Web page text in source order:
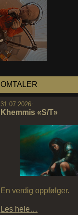
OMTALER
31.07.2026:
Khemmis «S/T»
En verdig oppfølger.
Les hele…